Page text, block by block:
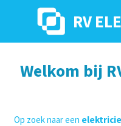
hoofdinhoud
RV
Welkom bij
Op zoek naar een